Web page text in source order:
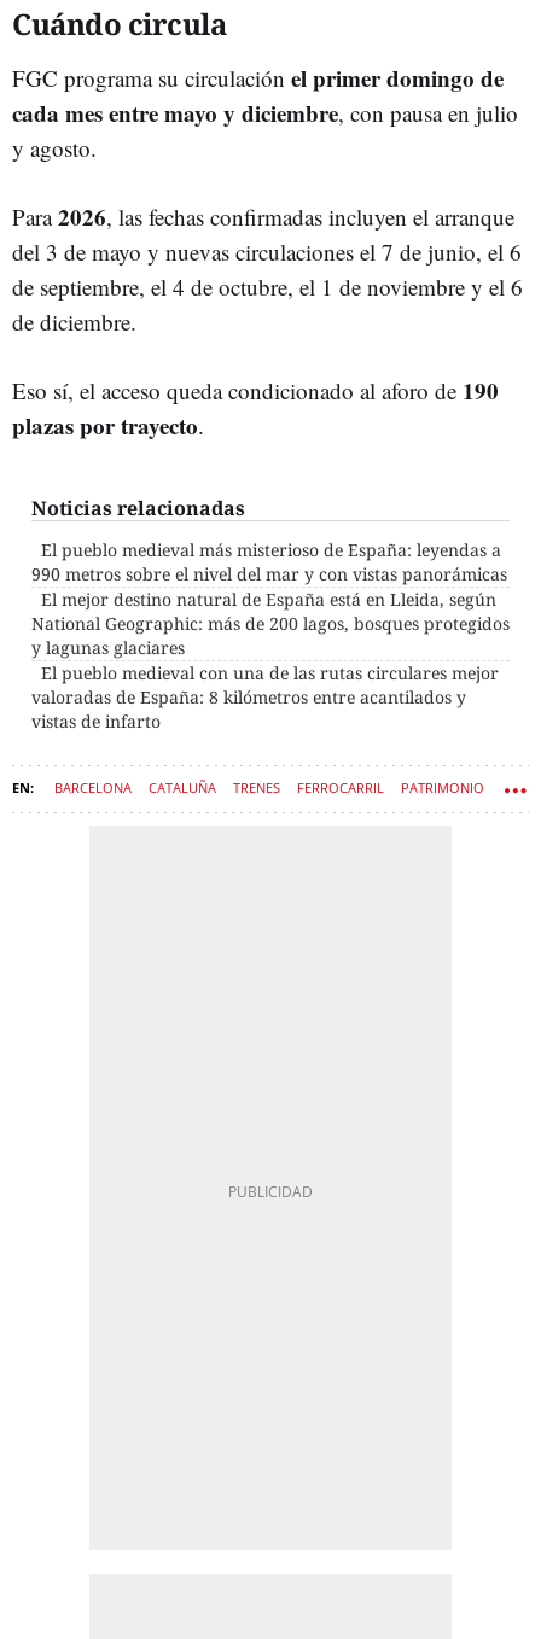
Cuándo circula
FGC programa su circulación el primer domingo de
cada mes entre mayo y diciembre, con pausa en julio
y agosto.
Para2026, las fechas confirmadas incluyen el arranque
del 3 de mayo y nuevas circulaciones el 7 de junio, el 6
de septiembre, el 4 de octubre, el 1 de noviembre y el 6
de diciembre.
Eso sí, el acceso queda condicionado al aforo de 190
plazas por trayecto.
Noticias relacionadas
El pueblo medieval más misterioso de España: leyendas a
990 metros sobre el nivel del mar y con vistas panorámicas
El mejor destino natural de España está en Lleida, según
National Geographic: más de 200 lagos, bosques protegidos
y lagunas glaciares
El pueblo medieval con una de las rutas circulares mejor
valoradas de España: 8 kilómetros entre acantilados y
vistas de infarto
BARCELONA CATALUÑA TRENES FERROCARRIL PATRIMONIO